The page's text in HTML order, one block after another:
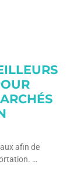
afin de